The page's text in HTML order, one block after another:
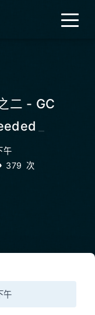
二 - GC
午
379 次
午